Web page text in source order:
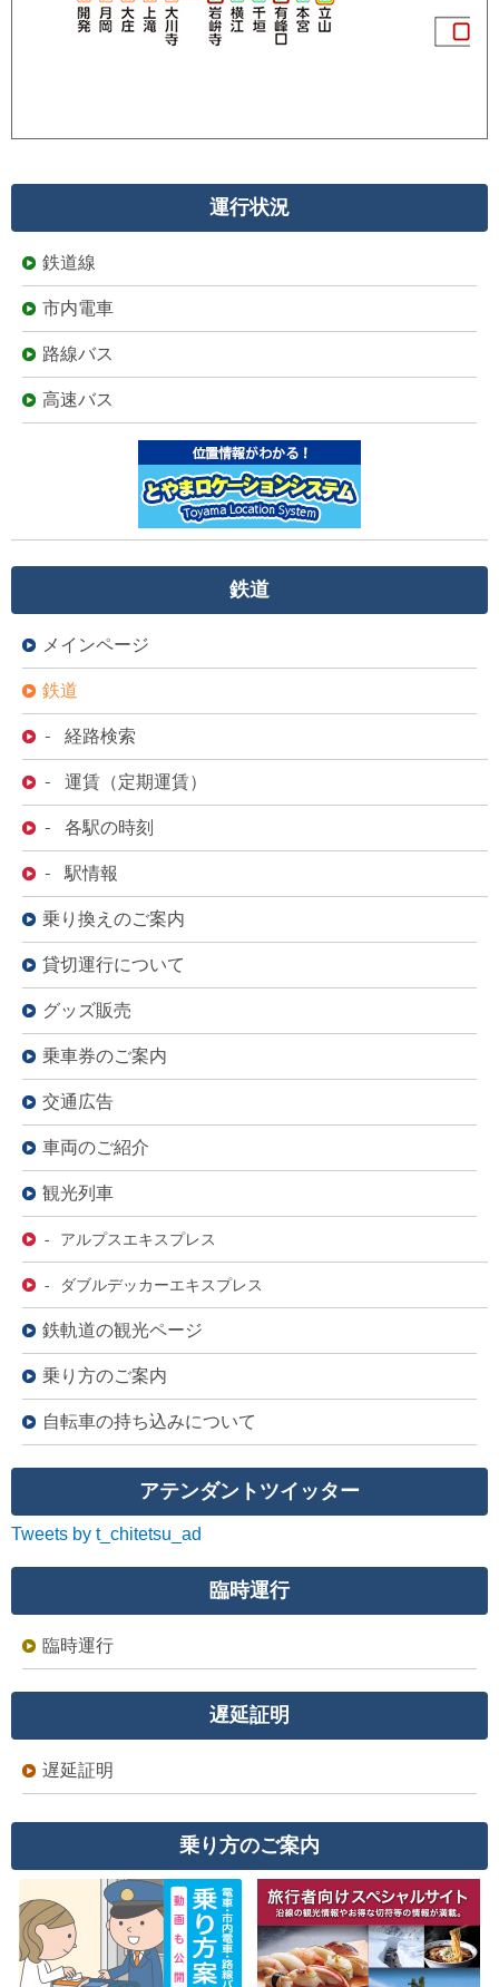
運行状況
鉄道線
市内電車
路線バス
高速バス
鉄道
メインページ
鉄道
- 経路検索
- 運賃（定期運賃）
- 各駅の時刻
- 駅情報
乗り換えのご案内
貸切運行について
グッズ販売
乗車券のご案内
交通広告
車両のご紹介
観光列車
- アルプスエキスプレス
- ダブルデッカーエキスプレス
鉄軌道の観光ページ
乗り方のご案内
自転車の持ち込みについて
アテンダントツイッター
Tweets by t_chitetsu_ad
臨時運行
臨時運行
遅延証明
遅延証明
乗り方のご案内